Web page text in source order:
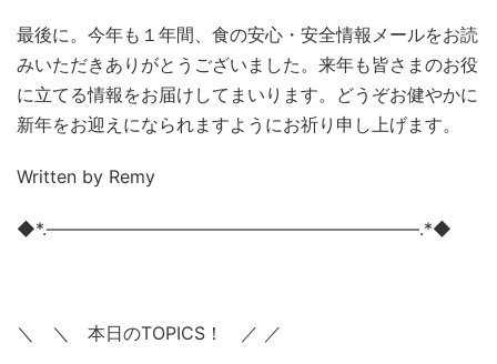
最後に。今年も１年間、食の安心・安全情報メールをお読
みいただきありがとうございました。来年も皆さまのお役
に立てる情報をお届けしてまいります。どうぞお健やかに
新年をお迎えになられますようにお祈り申し上げます。
Written by Remy
◆*.―――――――――――――――――――――.*◆
＼ ＼ 本日のTOPICS！ ／ ／